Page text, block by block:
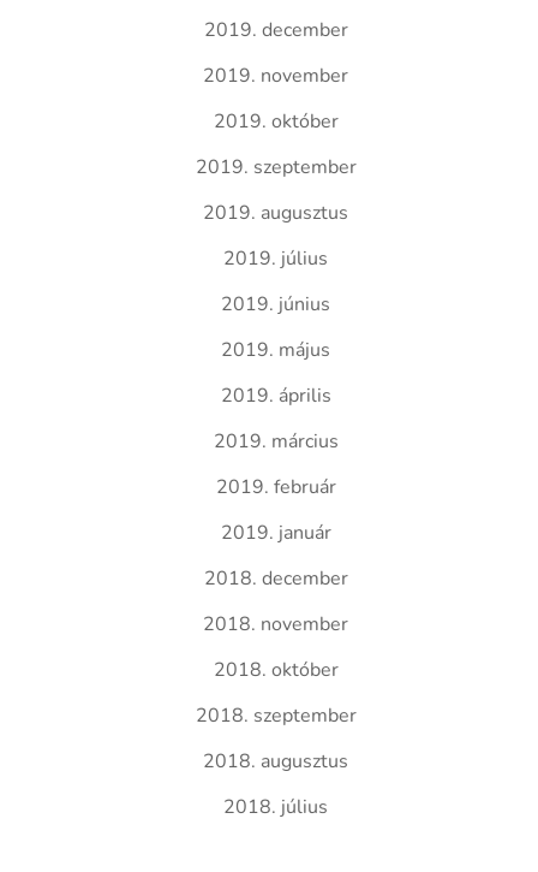
2019. december
2019. november
2019. október
2019. szeptember
2019. augusztus
2019. július
2019. június
2019. május
2019. április
2019. március
2019. február
2019. január
2018. december
2018. november
2018. október
2018. szeptember
2018. augusztus
2018. július